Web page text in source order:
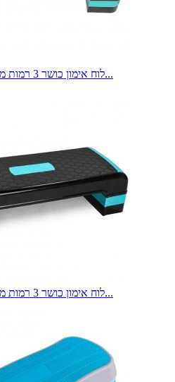
לוח אימון כושר 3 רמות מתכוונן רחוב אירובי...
לוח אימון כושר 3 רמות מתכוונן רחוב אירובי...